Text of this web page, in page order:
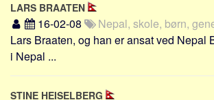
Praktisk
Alle
Meta
LARS BRAATEN
16-02-08
Nepal, skole, børn,
Lars Braaten, og han er ansat ved Nepal
i Nepal ...
STINE HEISELBERG